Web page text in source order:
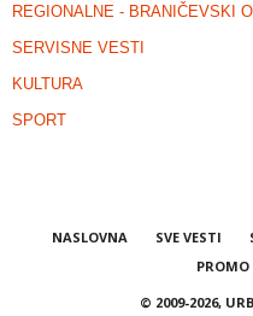
REGIONALNE - BRANIČEVSKI
SERVISNE VESTI
KULTURA
SPORT
NASLOVNA SVE VESTI
PROMO
© 2009-2026,